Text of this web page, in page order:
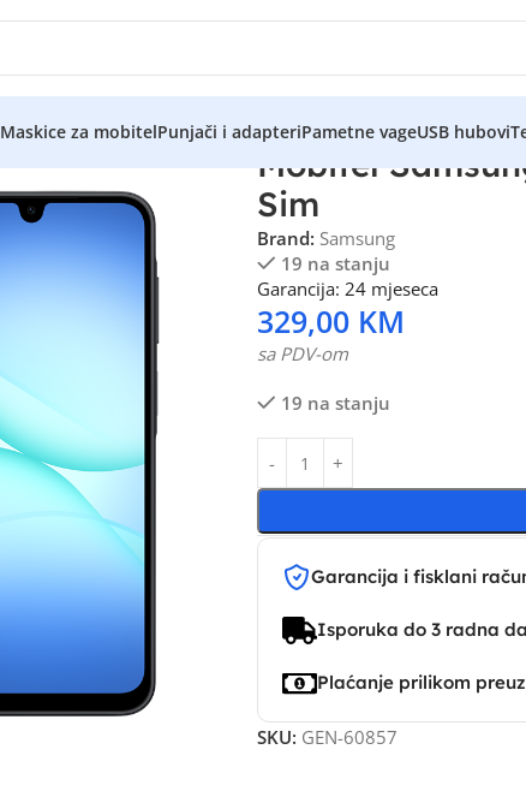
Maskice za mobitelPunjači i adapteriPametne vageUSB hubovi
Mobitel
Sim
Brand: Samsung
19 na stanju
Garancija: 24 mjeseca
329,00 KM
sa PDV-om
19 na stanju
Garancija i fisklani
Isporuka do 3 radna
Plaćanje prilikom
SKU: GEN-60857